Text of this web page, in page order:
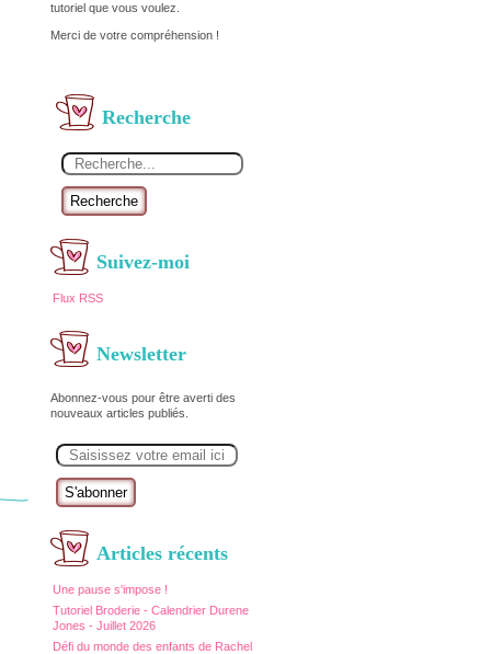
tutoriel que vous voulez.
Merci de votre compréhension !
Recherche
Recherche
Suivez-moi
Flux RSS
Newsletter
Abonnez-vous pour être averti des
nouveaux articles publiés.
m
Articles récents
Une pause s'impose !
Tutoriel Broderie - Calendrier Durene
Jones - Juillet 2026
Défi du monde des enfants de Rachel